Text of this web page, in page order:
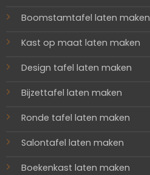
Boomstamtafel laten maken
Kast op maat laten maken
Design tafel laten maken
Bijzettafel laten maken
Ronde tafel laten maken
Salontafel laten maken
Boekenkast laten maken